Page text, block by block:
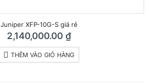
Juniper XFP-10G-S giá rẻ
2,140,000.00 ₫
THÊM VÀO GIỎ HÀNG